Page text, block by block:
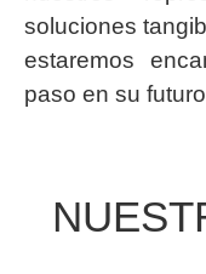
soluciones
estaremos
paso en su